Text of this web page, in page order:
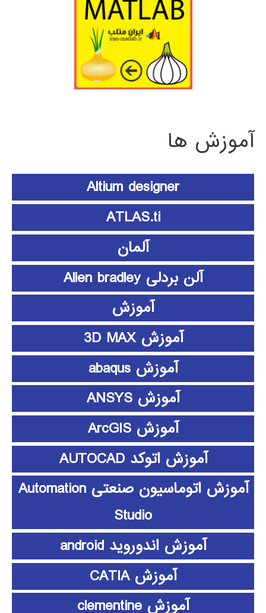
آموزش ها
Altium designer
ATLAS.ti
آلمان
آلن بردلی Allen bradley
آموزش
آموزش 3D MAX
آموزش abaqus
آموزش ANSYS
آموزش ArcGIS
آموزش اتوکد AUTOCAD
آموزش اتوماسیون صنعتی Automation
Studio
آموزش اندوروید android
آموزش CATIA
آموزش clementine